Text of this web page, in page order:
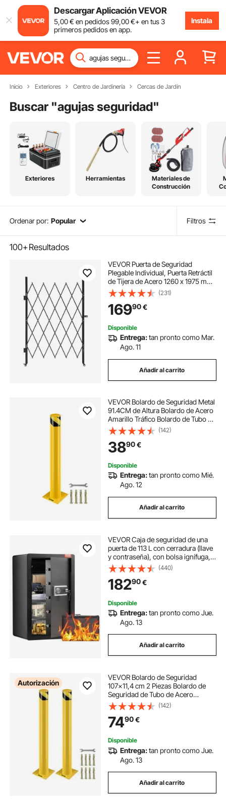
Descargar Aplicación VEVOR
5,00€ en pedidos99,00€+ en tus 3
primeros pedidos en app.
Instala
Inicio Exteriores Centro de Jardinería Cercas de Jardín
Buscar "agujas seguridad"
Exteriores Herramientas
Materiales de
Construcción
Ordenar por: Popular Filtros
100+Resultados
VEVOR Puerta de Seguridad
Plegable Individual, Puerta Retráctil
de Tijera de Acero 1260 x 1975 mm
con Cerradura y Ruedas Giratorias
de 360° para Seguridad de Entrada,
Garaje, Almacén y Piscina
(231)
16990€
Disponible
Entrega:tan pronto como Mar.
Ago. 11
Añadir al carrito
VEVOR Bolardo de Seguridad Metal
91.4CM de Altura Bolardo de Acero
Amarillo Tráfico Bolardo de Tubo de
Acero para Seguridad del Tráfico
(142)
3890€
Disponible
Entrega:tan pronto como Mié.
Ago. 12
Añadir al carrito
VEVOR Caja de seguridad de una
puerta de 113 L con cerradura (llave
y contraseña), con bolsa ignífuga,
estante para llaves, luz LED, 2
estantes y 1 gabinete, para dinero,
documentos, joyas y objetos de
valor, color negro
(440)
18290€
Disponible
Entrega:tan pronto como Jue.
Ago. 13
Añadir al carrito
Autorización
VEVOR Bolardo de Seguridad
107x11,4 cm 2 Piezas Bolardo de
Seguridad de Tubo de Acero
Recubrimiento de Polvo Amarillo
Barrera de Seguridad con 8 Pernos
de Anclaje para Aparcamiento,
Peatones, Escuelas
(142)
7490€
Disponible
Entrega:tan pronto como Jue.
Ago. 13
Añadir al carrito